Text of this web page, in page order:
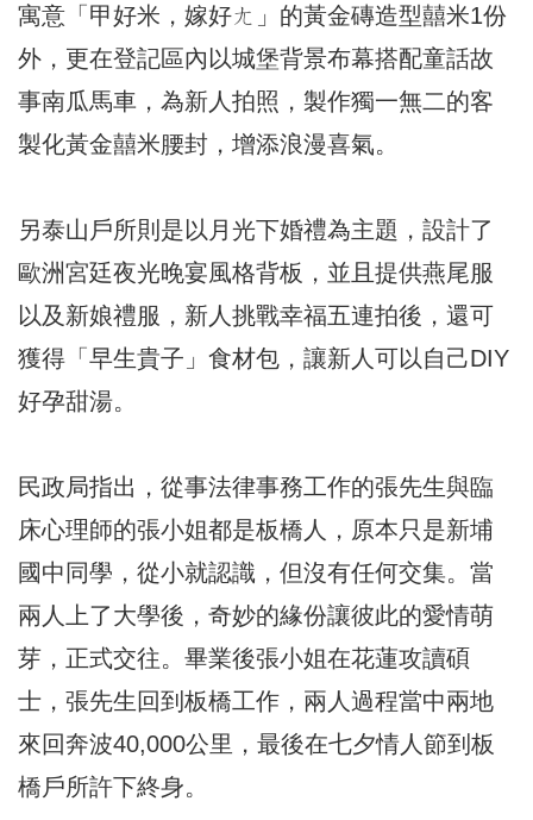
寓意「甲好米，嫁好ㄤ」的黃金磚造型囍米1份
外，更在登記區內以城堡背景布幕搭配童話故
事南瓜馬車，為新人拍照，製作獨一無二的客
製化黃金囍米腰封，增添浪漫喜氣。
另泰山戶所則是以月光下婚禮為主題，設計了
歐洲宮廷夜光晚宴風格背板，並且提供燕尾服
以及新娘禮服，新人挑戰幸福五連拍後，還可
獲得「早生貴子」食材包，讓新人可以自己DIY
好孕甜湯。
民政局指出，從事法律事務工作的張先生與臨
床心理師的張小姐都是板橋人，原本只是新埔
國中同學，從小就認識，但沒有任何交集。當
兩人上了大學後，奇妙的緣份讓彼此的愛情萌
芽，正式交往。畢業後張小姐在花蓮攻讀碩
士，張先生回到板橋工作，兩人過程當中兩地
來回奔波40,000公里，最後在七夕情人節到板
橋戶所許下終身。